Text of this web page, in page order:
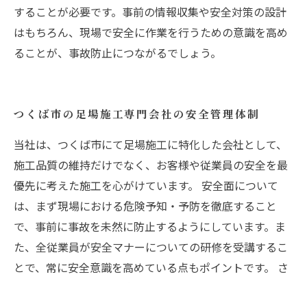
することが必要です。事前の情報収集や安全対策の設計
はもちろん、現場で安全に作業を行うための意識を高め
ることが、事故防止につながるでしょう。
つくば市の足場施工専門会社の安全管理体制
当社は、つくば市にて足場施工に特化した会社として、
施工品質の維持だけでなく、お客様や従業員の安全を最
優先に考えた施工を心がけています。 安全面について
は、まず現場における危険予知・予防を徹底すること
で、事前に事故を未然に防止するようにしています。ま
た、全従業員が安全マナーについての研修を受講するこ
とで、常に安全意識を高めている点もポイントです。 さ